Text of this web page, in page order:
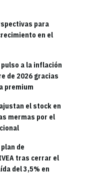
para
en el
a la inflación
de 2026 gracias
premium
el stock en
mermas por el
de
tras cerrar el
del 3,5% en